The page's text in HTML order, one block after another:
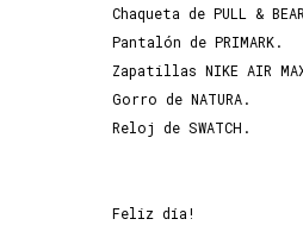
Chaqueta de PULL &
Pantalón de PRIMARK.
Zapatillas NIKE AIR
Gorro de NATURA.
Reloj de SWATCH.
Feliz día!